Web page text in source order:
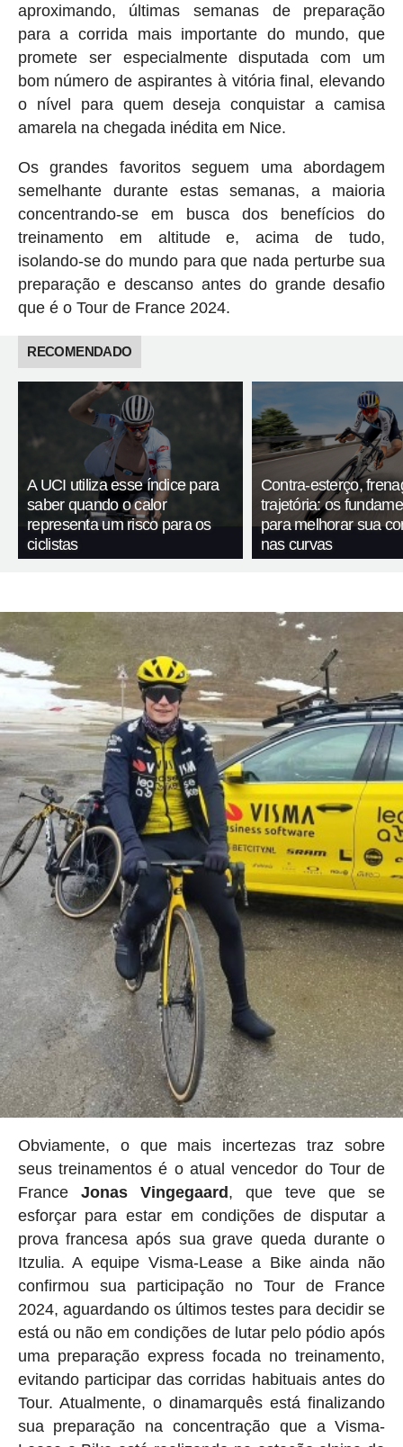
aproximando, últimas semanas de preparação
para a corrida mais importante do mundo, que
promete ser especialmente disputada com um
bom número de aspirantes à vitória final, elevando
o nível para quem deseja conquistar a camisa
amarela na chegada inédita em Nice.
Os grandes favoritos seguem uma abordagem
semelhante durante estas semanas, a maioria
concentrando-se em busca dos benefícios do
treinamento em altitude e, acima de tudo,
isolando-se do mundo para que nada perturbe sua
preparação e descanso antes do grande desafio
que é o Tour de France 2024.
RECOMENDADO
A UCI utiliza esse índice para
saber quando o calor
representa um risco para os
ciclistas
Contra-esterço,
trajetória: os
para melhorar sua
nas curvas
Obviamente, o que mais incertezas traz sobre
seus treinamentos é o atual vencedor do Tour de
France Jonas Vingegaard, que teve que se
esforçar para estar em condições de disputar a
prova francesa após sua grave queda durante o
Itzulia. A equipe Visma-Lease a Bike ainda não
confirmou sua participação no Tour de France
2024, aguardando os últimos testes para decidir se
está ou não em condições de lutar pelo pódio após
uma preparação express focada no treinamento,
evitando participar das corridas habituais antes do
Tour. Atualmente, o dinamarquês está finalizando
sua preparação na concentração que a Visma-